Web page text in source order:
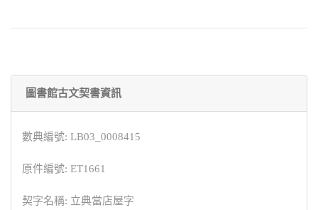
圖書館古文契書資訊
數典編號: LB03_0008415
原件編號: ET1661
契字名稱: 立典當店屋字